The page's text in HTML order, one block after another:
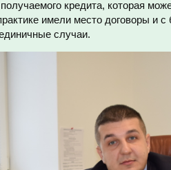
кредита, которая
имели место договоры и
случаи.